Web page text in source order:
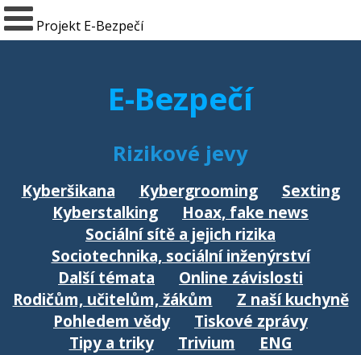
Projekt E-Bezpečí
E-Bezpečí
Rizikové jevy
Kyberšikana Kybergrooming
Sexting
Kyberstalking
Hoax, fake news
Sociální sítě a jejich rizika
Sociotechnika, sociální inženýrství
Další témata
Online závislosti
Rodičům, učitelům, žákům
Z naší kuchyně
Pohledem vědy
Tiskové zprávy
Tipy a triky
Trivium ENG